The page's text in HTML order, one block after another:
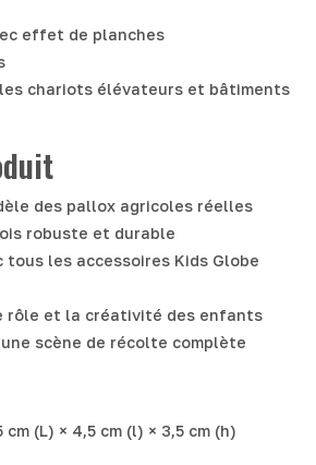
effet de planches
chariots élévateurs et bâtiments
des pallox agricoles réelles
robuste et durable
tous les accessoires Kids Globe
rôle et la créativité des enfants
scène de récolte complète
cm (L) × 4,5 cm (l) × 3,5 cm (h)